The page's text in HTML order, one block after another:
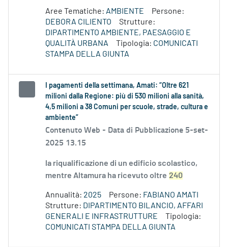
Aree Tematiche: AMBIENTE
Persone:
DEBORA CILIENTO
Strutture:
DIPARTIMENTO AMBIENTE, PAESAGGIO E
QUALITÀ URBANA
Tipologia: COMUNICATI
STAMPA DELLA GIUNTA
I pagamenti della settimana, Amati: “Oltre 621
milioni dalla Regione: più di 530 milioni alla sanità,
4,5 milioni a 38 Comuni per scuole, strade, cultura e
ambiente”
Contenuto Web - Data di Pubblicazione 5-set-
2025 13.15
la riqualificazione di un edificio scolastico,
mentre Altamura ha ricevuto oltre 240
Annualità: 2025 Persone: FABIANO AMATI
Strutture: DIPARTIMENTO BILANCIO, AFFARI
GENERALI E INFRASTRUTTURE
Tipologia:
COMUNICATI STAMPA DELLA GIUNTA